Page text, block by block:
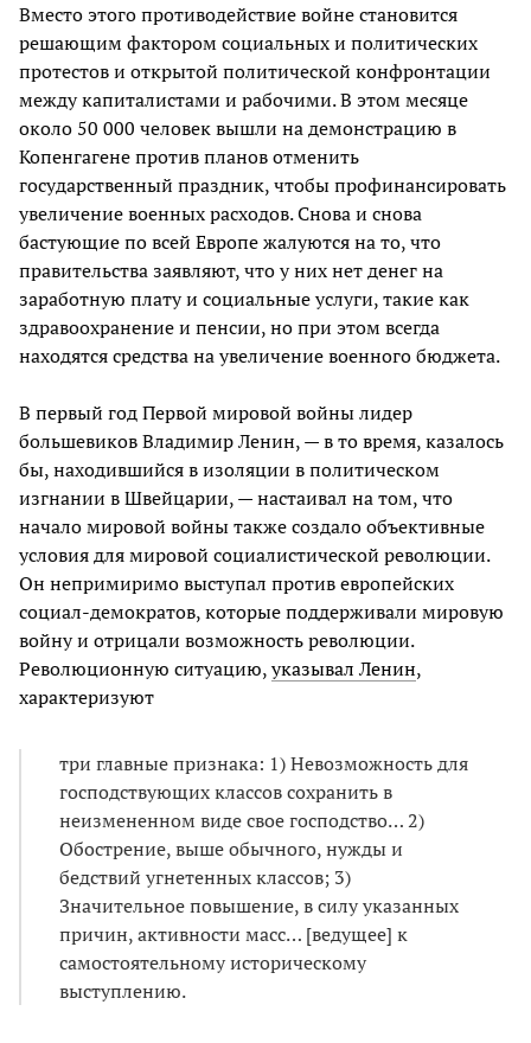
Вместо этого противодействие войне становится
решающим фактором социальных и политических
протестов и открытой политической конфронтации
между капиталистами и рабочими. В этом месяце
около 50 000 человек вышли на демонстрацию в
Копенгагене против планов отменить
государственный праздник, чтобы профинансировать
увеличение военных расходов. Снова и снова
бастующие по всей Европе жалуются на то, что
правительства заявляют, что у них нет денег на
заработную плату и социальные услуги, такие как
здравоохранение и пенсии, но при этом всегда
находятся средства на увеличение военного бюджета.
В первый год Первой мировой войны лидер
большевиков Владимир Ленин, — в то время, казалось
бы, находившийся в изоляции в политическом
изгнании в Швейцарии, — настаивал на том, что
начало мировой войны также создало объективные
условия для мировой социалистической революции.
Он непримиримо выступал против европейских
социал-демократов, которые поддерживали мировую
войну и отрицали возможность революции.
Революционную ситуацию,указывал Ленин,
характеризуют
три главные признака: 1) Невозможность для
господствующих классов сохранить в
неизмененном виде свое господство… 2)
Обострение, выше обычного, нужды и
бедствий угнетенных классов; 3)
Значительное повышение, в силу указанных
причин, активности масс… [ведущее] к
самостоятельному историческому
выступлению.